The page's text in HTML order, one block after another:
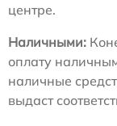
центре.
Наличными:
оплату
наличные
выдаст